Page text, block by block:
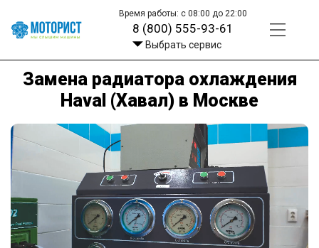
Время работы: с 08:00 до 22:00
8 (800) 555-93-61
Выбрать сервис
Замена радиатора охлаждения
Haval (Хавал) в Москве